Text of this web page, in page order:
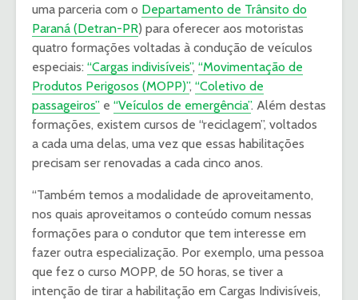
uma parceria com o Departamento de Trânsito do
Paraná (Detran-PR) para oferecer aos motoristas
quatro formações voltadas à condução de veículos
especiais: “Cargas indivisíveis”, “Movimentação de
Produtos Perigosos (MOPP)”, “Coletivo de
passageiros” e “Veículos de emergência”. Além destas
formações, existem cursos de “reciclagem”, voltados
a cada uma delas, uma vez que essas habilitações
precisam ser renovadas a cada cinco anos.
“Também temos a modalidade de aproveitamento,
nos quais aproveitamos o conteúdo comum nessas
formações para o condutor que tem interesse em
fazer outra especialização. Por exemplo, uma pessoa
que fez o curso MOPP, de 50 horas, se tiver a
intenção de tirar a habilitação em Cargas Indivisíveis,